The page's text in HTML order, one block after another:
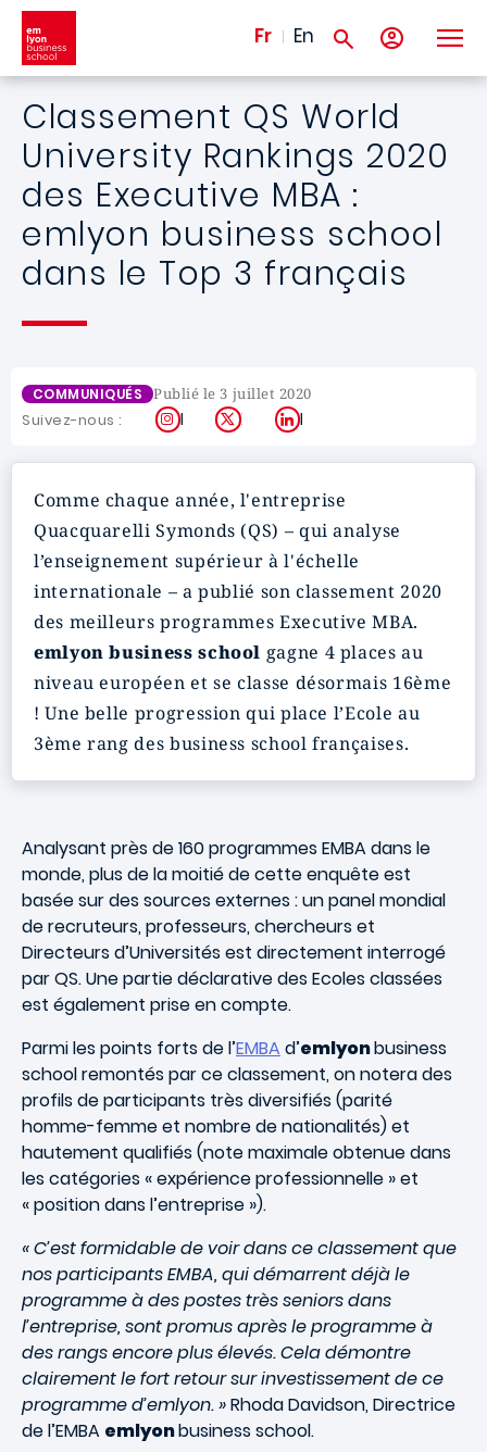
Aller au contenu principal
Fr En
Classement QS World
University Rankings 2020
des Executive MBA :
emlyon business school
dans le Top 3 français
COMMUNIQUÉS Publié le 3 juillet 2020
Suivez-nous : Instagram
X LinkedIn
Comme chaque année, l'entreprise
Quacquarelli Symonds (QS) – qui analyse
l’enseignement supérieur à l'échelle
internationale – a publié son classement 2020
des meilleurs programmes Executive MBA.
emlyon business school gagne 4 places au
niveau européen et se classe désormais 16ème
! Une belle progression qui place l’Ecole au
3ème rang des business school françaises.
Analysant près de 160 programmes EMBA dans le
monde, plus de la moitié de cette enquête est
basée sur des sources externes : un panel mondial
de recruteurs, professeurs, chercheurs et
Directeurs d’Universités est directement interrogé
par QS. Une partie déclarative des Ecoles classées
est également prise en compte.
Parmi les points forts de l’EMBA d’emlyonbusiness
school remontés par ce classement, on notera des
profils de participants très diversifiés (parité
homme-femme et nombre de nationalités) et
hautement qualifiés (note maximale obtenue dans
les catégories « expérience professionnelle » et
« position dans l’entreprise »).
« C’est formidable de voir dans ce classement que
nos participants EMBA, qui démarrent déjà le
programme à des postes très seniors dans
l’entreprise, sont promus après le programme à
des rangs encore plus élevés. Cela démontre
clairement le fort retour sur investissement de ce
programme d’emlyon. »Rhoda Davidson, Directrice
de l’EMBA emlyonbusiness school.